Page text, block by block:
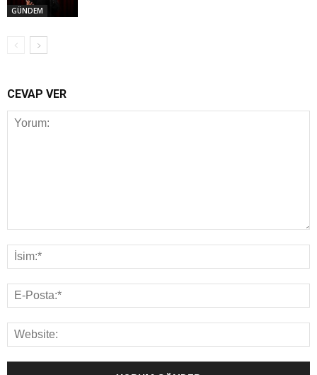
GÜNDEM
CEVAP VER